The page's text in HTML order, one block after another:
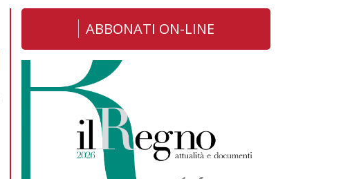
ABBONATI ON-LINE